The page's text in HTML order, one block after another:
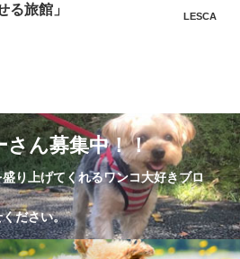
る旅館」
LESCA
さん募集中！！
り上げてくれるワンコ大好きブロ
ください。